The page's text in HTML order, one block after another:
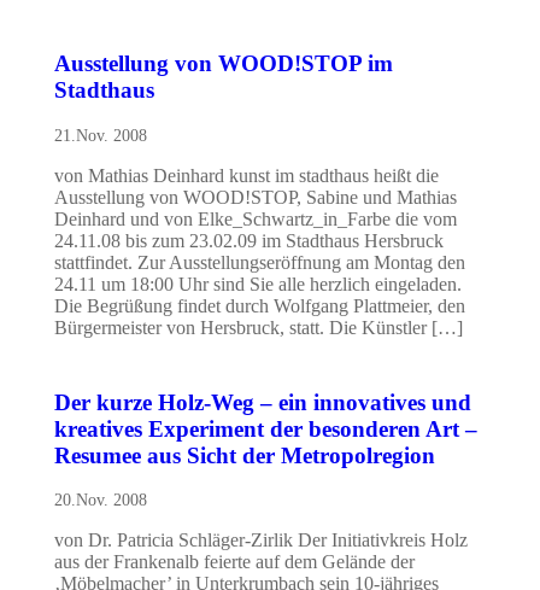
Ausstellung von WOOD!STOP im
Stadthaus
21.Nov. 2008
von Mathias Deinhard kunst im stadthaus heißt die
Ausstellung von WOOD!STOP, Sabine und Mathias
Deinhard und von Elke_Schwartz_in_Farbe die vom
24.11.08 bis zum 23.02.09 im Stadthaus Hersbruck
stattfindet. Zur Ausstellungseröffnung am Montag den
24.11 um 18:00 Uhr sind Sie alle herzlich eingeladen.
Die Begrüßung findet durch Wolfgang Plattmeier, den
Bürgermeister von Hersbruck, statt. Die Künstler […]
Der kurze Holz-Weg – ein innovatives und
kreatives Experiment der besonderen Art –
Resumee aus Sicht der Metropolregion
20.Nov. 2008
von Dr. Patricia Schläger-Zirlik Der Initiativkreis Holz
aus der Frankenalb feierte auf dem Gelände der
‚Möbelmacher’ in Unterkrumbach sein 10-jähriges